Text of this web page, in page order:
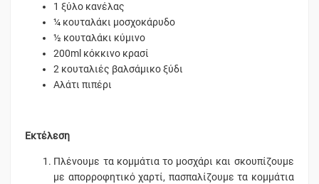
1 ξύλο κανέλας
¼ κουταλάκι μοσχοκάρυδο
½ κουταλάκι κύμινο
200ml κόκκινο κρασί
2 κουταλιές βαλσάμικο ξύδι
Αλάτι πιπέρι
Εκτέλεση
Πλένουμε τα κομμάτια το μοσχάρι και σκουπίζουμε
με απορροφητικό χαρτί, πασπαλίζουμε τα κομμάτια